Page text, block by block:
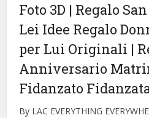
Foto 3D | Regalo
Lei Idee Regalo
per Lui Originali |
Anniversario
Fidanzato
By LAC EVERYTHING